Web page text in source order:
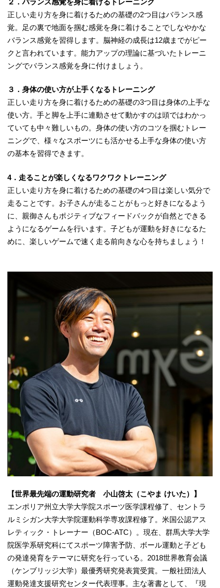
２．バランス感覚を身に着けるトレーニング
正しい走り方を身に着けるための基礎の2つ目はバランス感
覚。足の裏で地面を掴む感覚を身に着けることでしなやかな
バランス感覚を習得します。脳神経の成長は12歳までがピー
クと言われています。能力アップの理論に基づいたトレーニ
ングでバランス感覚を身に付けましょう。
３．身体の使い方が上手くなるトレーニング
正しい走り方を身に着けるための基礎の3つ目は身体の上手な
使い方。手と脚を上手に連動させて動かすのは頭ではわかっ
ていても中々難しいもの。身体の使い方のコツを掴むトレー
ニングで、様々なスポーツにも活かせる上手な身体の使い方
の基本を習得できます。
4．走ることが楽しくなるワクワクトレーニング
正しい走り方を身に着けるための基礎の4つ目は楽しい気分で
走ることです。お子さんが走ることがもっと好きになるよう
に、親御さんもポジティブなフィードバックが自然とできる
ようになるゲームを行います。子どもが運動を好きになるた
めに、楽しいゲームで速く走る前向きな心を持ちましょう！
【世界最先端の運動研究者 小山啓太（こやま けいた）】
エンポリア州立大学大学院スポーツ医学課程修了、セントラ
ルミシガン大学大学院運動科学専攻課程修了。米国公認アス
レティック・トレーナー（BOC-ATC）。現在、群馬大学大学
院医学系研究科にてスポーツ障害予防、ボール運動と子ども
の発達発育をテーマに研究を行っている。2018世界教育会議
（ケンブリッジ大学）最優秀研究発表賞受賞。一般社団法人
運動発達支援研究センター代表理事。主な著書として、『現